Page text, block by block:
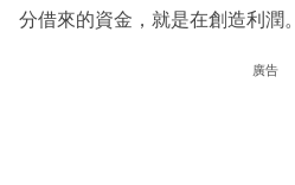
分借來的資金，就是在創造利潤。
廣告